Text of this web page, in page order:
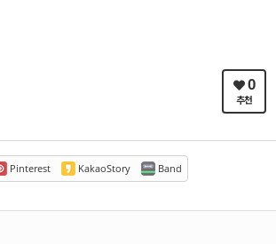
0
추천
Pinterest KakaoStory Band